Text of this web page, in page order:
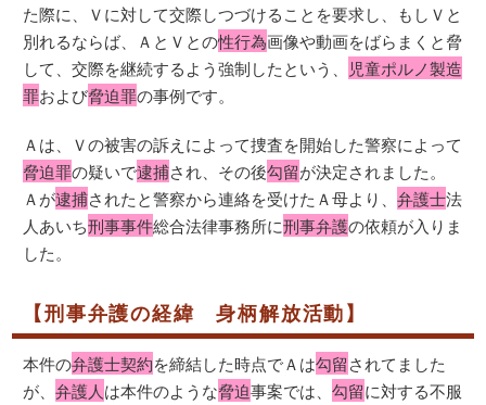
た際に、Ｖに対して交際しつづけることを要求し、もしＶと
別れるならば、ＡとＶとの性行為画像や動画をばらまくと脅
して、交際を継続するよう強制したという、
児童ポルノ製造
罪および脅迫罪の事例です。
Ａは、Ｖの被害の訴えによって捜査を開始した警察によって
脅迫罪の疑いで逮捕され、その後勾留が決定されました。
Ａが逮捕されたと警察から連絡を受けたＡ母より、弁護士法
人あいち刑事事件総合法律事務所に刑事弁護の依頼が入りま
した。
【刑事弁護の経緯 身柄解放活動】
本件の弁護士契約を締結した時点でＡは勾留されてました
が、弁護人は本件のような脅迫事案では、勾留に対する不服